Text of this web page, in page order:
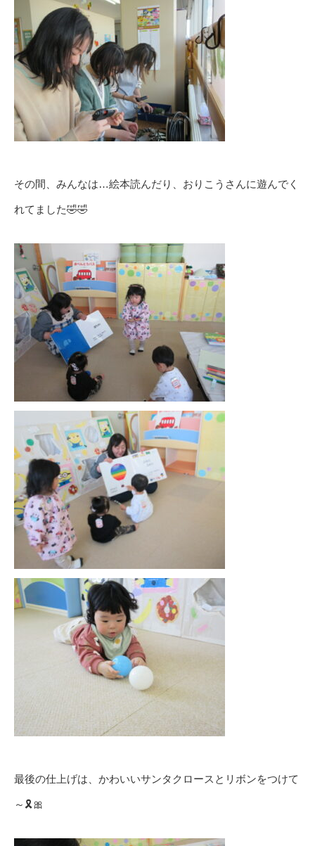
その間、みんなは…絵本読んだり、おりこうさんに遊んでく
れてました🤣🤣
最後の仕上げは、かわいいサンタクロースとリボンをつけて
～🎗️🎀